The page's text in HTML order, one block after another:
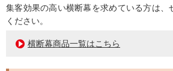
集客効果の高い横断幕を求めている方は、
ください。
横断幕商品一覧はこちら